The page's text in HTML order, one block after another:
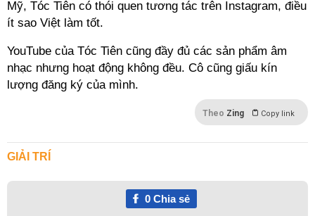
Mỹ, Tóc Tiên có thói quen tương tác trên Instagram, điều
ít sao Việt làm tốt.
YouTube của Tóc Tiên cũng đầy đủ các sản phẩm âm
nhạc nhưng hoạt động không đều. Cô cũng giấu kín
lượng đăng ký của mình.
Theo Zing Copy link
GIẢI TRÍ
0Chia sẻ